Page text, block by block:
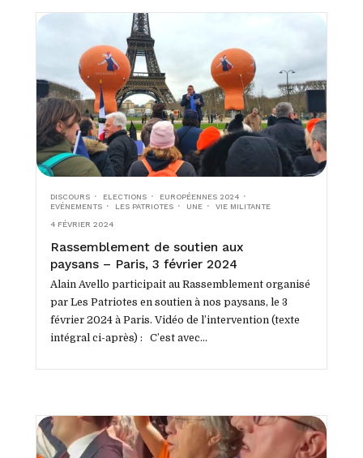
DISCOURS ELECTIONS
EUROPÉENNES 2024
EVÉNEMENTS
LES PATRIOTES UNE
VIE MILITANTE
4 FÉVRIER 2024
Rassemblement de soutien aux
paysans – Paris, 3 février 2024
Alain Avello participait au Rassemblement organisé
par Les Patriotes en soutien à nos paysans, le 3
février 2024 à Paris. Vidéo de l’intervention (texte
intégral ci-après) : C’est avec...